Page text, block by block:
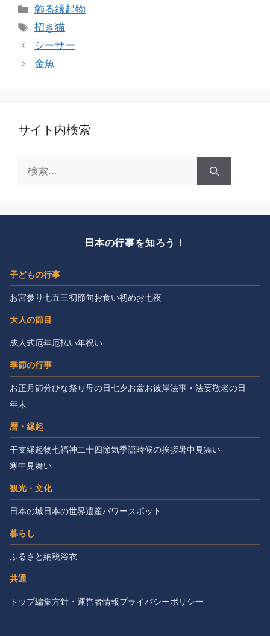
カ
テ
リ
ー
飾る縁起物
タ
グ
招き猫
シーサー
金魚
サイト内検索
索:
日本の行事を知ろう！
子どもの行事
お宮参り七五三初節句お食い初めお七夜
大人の節目
成人式厄年厄払い年祝い
季節の行事
お正月節分ひな祭り母の日七夕お盆お彼岸法事・法要敬老の日
年末
暦・縁起
干支縁起物七福神二十四節気季語時候の挨拶暑中見舞い
寒中見舞い
観光・文化
日本の城日本の世界遺産パワースポット
暮らし
ふるさと納税浴衣
共通
トップ編集方針・運営者情報プライバシーポリシー